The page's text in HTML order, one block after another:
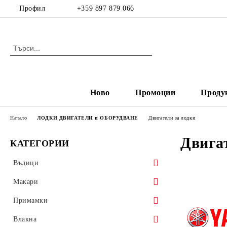
Профил +359 897 879 066
Ново Промоции
КАТЕГОРИИ
Въдици
Спининг
Кастинг
Фидер
Макари
Макари с преден аванс
Макари със заден аванс
Примамки
Воблери
Влакна
Начало ЛОДКИ ДВИГАТЕЛИ и ОБОРУДВАНЕ Двигатели за лодки